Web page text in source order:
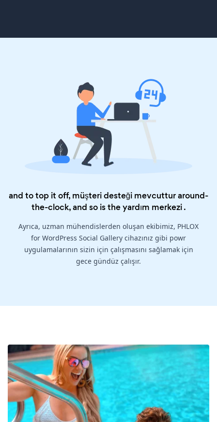
and to top it off, müşteri desteği mevcuttur around-
the-clock, and so is theyardım merkezi.
Ayrıca, uzman mühendislerden oluşan ekibimiz, PHLOX
for WordPress Social Gallery cihazınız gibi powr
uygulamalarının sizin için çalışmasını sağlamak için
gece gündüz çalışır.